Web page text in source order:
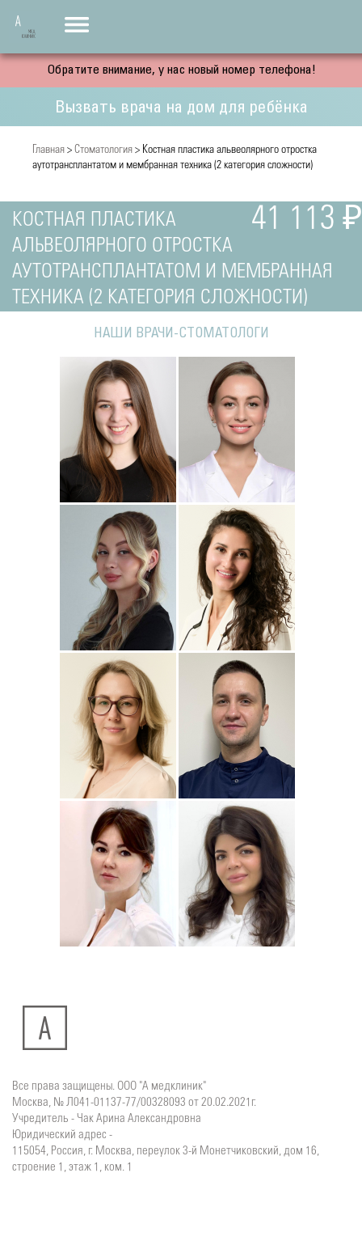
Обратите внимание, у нас новый номер телефона!
Вызвать врача на дом для ребёнка
Главная > Стоматология > Костная пластика альвеолярного отростка
аутотрансплантатом и мембранная техника (2 категория сложности)
41 113 ₽
КОСТНАЯ ПЛАСТИКА
АЛЬВЕОЛЯРНОГО ОТРОСТКА
АУТОТРАНСПЛАНТАТОМ И МЕМБРАННАЯ
ТЕХНИКА (2 КАТЕГОРИЯ СЛОЖНОСТИ)
НАШИ ВРАЧИ-СТОМАТОЛОГИ
Подробнее
Джумаева
Амина
Стоматолог-ортопед
Подробнее
о Наталья
Стоматолог-терапевт
Подробнеео Полина
Соколовская
Стоматолог-терапевт
Подробнее о
Прохорова
Анастасия
Стоматолог-терапевт
Подробнеео
Сейфетдинова
Юлия
Стоматолог-ортодонт
Подробнеео
Симонов
Стоматолог детский
Подробнее о
Ситдикова
Стоматолог-хирург
Подробнеео
Тумасян
Стоматолог-терапевт
Все права защищены. ООО "А медклиник"
Москва, № Л041-01137-77/00328093 от 20.02.2021г.
Учредитель - Чак Арина Александровна
Юридический адрес -
115054, Россия, г. Москва, переулок 3-й Монетчиковский, дом 16,
строение 1, этаж 1, ком. 1